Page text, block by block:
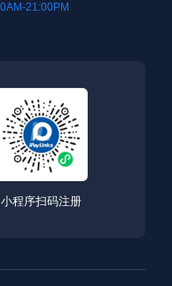
21:00PM
小程序扫码注册